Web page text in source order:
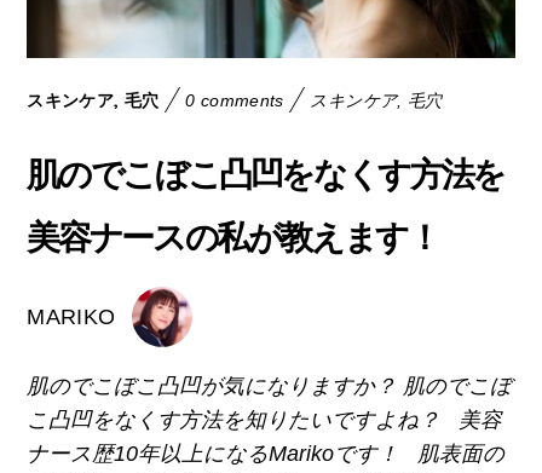
スキンケア, 毛穴 0 comments スキンケア, 毛穴
肌のでこぼこ凸凹をなくす方法を
美容ナースの私が教えます！
MARIKO
肌のでこぼこ凸凹が気になりますか？ 肌のでこぼ
こ凸凹をなくす方法を知りたいですよね？ 美容
ナース歴10年以上になるMarikoです！ 肌表面の